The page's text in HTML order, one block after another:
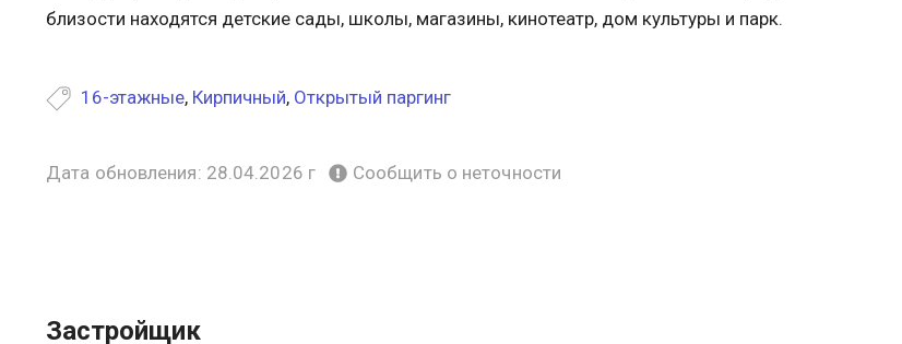
близости находятся детские сады, школы, магазины, кинотеатр, дом культуры и парк.
16-этажные, Кирпичный, Открытый паргинг
Дата обновления: 28.04.2026 г Сообщить о неточности
Застройщик